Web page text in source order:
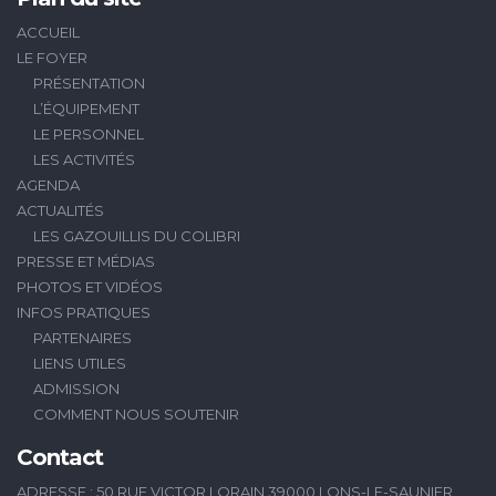
ACCUEIL
LE FOYER
PRÉSENTATION
L’ÉQUIPEMENT
LE PERSONNEL
LES ACTIVITÉS
AGENDA
ACTUALITÉS
LES GAZOUILLIS DU COLIBRI
PRESSE ET MÉDIAS
PHOTOS ET VIDÉOS
INFOS PRATIQUES
PARTENAIRES
LIENS UTILES
ADMISSION
COMMENT NOUS SOUTENIR
Contact
ADRESSE : 50 RUE VICTOR LORAIN 39000 LONS-LE-SAUNIER